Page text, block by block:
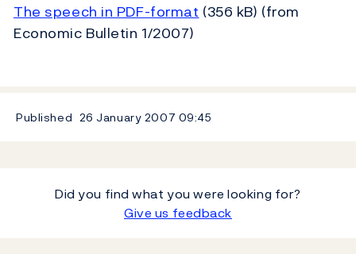
The speech in PDF-format (356 kB) (from
Economic Bulletin 1/2007)
Published 26 January 2007 09:45
Did you find what you were looking for?
Give us feedback